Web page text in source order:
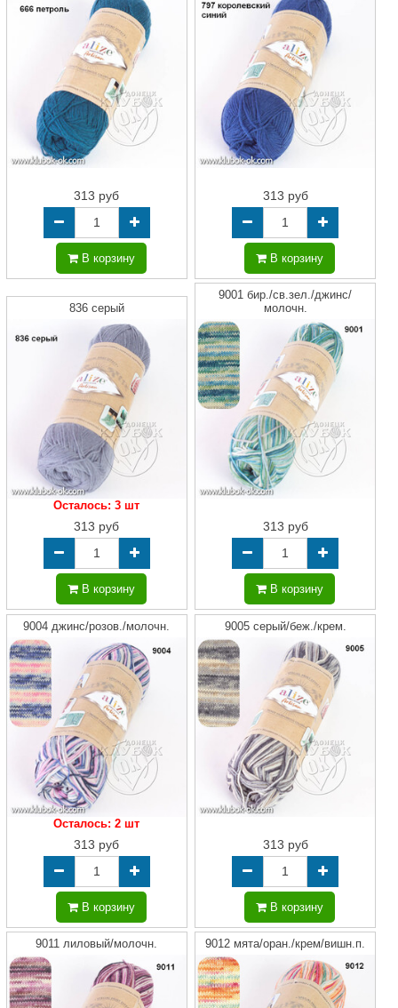
313 руб
В корзину
313 руб
В корзину
836 серый
Осталось: 3 шт
313 руб
В корзину
9001 бир./св.зел./джинс/
молочн.
313 руб
В корзину
9004 джинс/розов./молочн.
Осталось: 2 шт
313 руб
В корзину
9005 серый/беж./крем.
313 руб
В корзину
9011 лиловый/молочн. 9012 мята/оран./крем/вишн.п.